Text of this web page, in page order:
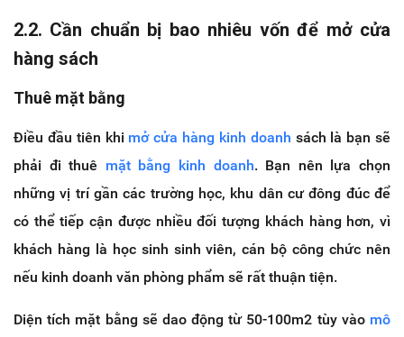
2.2. Cần chuẩn bị bao nhiêu vốn để mở cửa
hàng sách
Thuê mặt bằng
Điều đầu tiên khi mở cửa hàng kinh doanh sách là bạn sẽ
phải đi thuê mặt bằng kinh doanh. Bạn nên lựa chọn
những vị trí gần các trường học, khu dân cư đông đúc để
có thể tiếp cận được nhiều đối tượng khách hàng hơn, vì
khách hàng là học sinh sinh viên, cán bộ công chức nên
nếu kinh doanh văn phòng phẩm sẽ rất thuận tiện.
Diện tích mặt bằng sẽ dao động từ 50-100m2 tùy vào mô